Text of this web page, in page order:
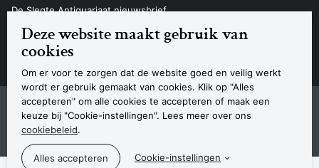
Deze website maakt gebruik van
cookies
Om er voor te zorgen dat de website goed en veilig werkt
wordt er gebruik gemaakt van cookies. Klik op "Alles
accepteren" om alle cookies te accepteren of maak een
keuze bij "Cookie-instellingen". Lees meer over ons
cookiebeleid.
Cookie-instellingen
De Slegte Antiquariaat nieuwsbrief
Contact
Navigatie
SitemapPrivacyverklaring CookieverklaringAlgemene voorwaardenDisclaimer
Contact